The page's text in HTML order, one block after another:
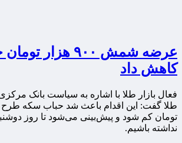
عرضه شمش ۹۰۰
کاهش داد
فعال بازار طلا با اشاره به سیاست بانک
تومان کم شود و پیش‌بینی می‌شود تا روز دوشنبه
نداشته باشیم.